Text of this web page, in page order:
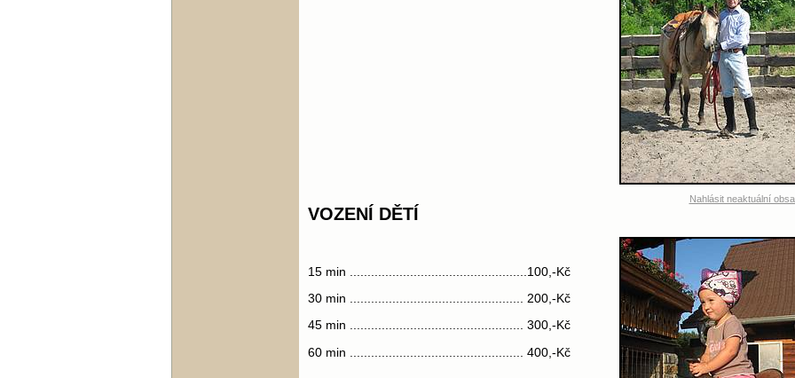
Nahlásit neaktuální
VOZENÍ DĚTÍ
15 min ..................................................100,-Kč
30 min ................................................. 200,-Kč
45 min ................................................. 300,-Kč
60 min ................................................. 400,-Kč